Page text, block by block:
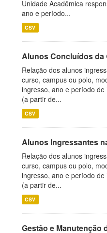
Unidade Acadêmica
ano e período...
CSV
Alunos Concluídos da
Relação dos alunos
curso, campus ou polo,
ingresso, ano e período
(a partir de...
CSV
Alunos Ingressantes
Relação dos alunos
curso, campus ou polo,
ingresso, ano e período
(a partir de...
CSV
Gestão e Manutenção